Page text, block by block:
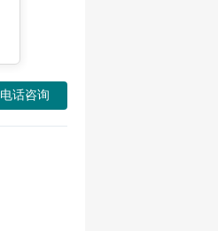
电话咨询